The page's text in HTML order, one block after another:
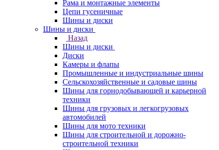
Рама и монтажные элементы
Цепи гусеничные
Шины и диски
Шины и диски
Назад
Шины и диски
Диски
Камеры и флапы
Промышленные и индустриальные шины
Сельскохозяйственные и садовые шины
Шины для горнодобывающей и карьерной
техники
Шины для грузовых и легкогрузовых
автомобилей
Шины для мото техники
Шины для строительной и дорожно-
строительной техники